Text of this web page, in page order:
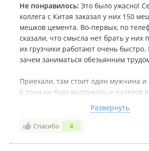
Не понравилось: Это было ужасно!
коллега с Китая заказал у них 150
мешков цемента. Во-первых, по
сказали, что смысла нет брать у них
их грузчики работают очень
зачем заниматься обезьянним
Приехали, там стоит один мужчина и
6 тонн не буду выгружать и палетов
Вместо 6 он поставил 3. Наша
Потратили из-за споров кучу
Развернуть
Спасибо 4